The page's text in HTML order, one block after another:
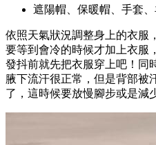
遮陽帽、保暖帽、手套
依照天氣狀況調整身上的衣服
要等到會冷的時候才加上衣服
發抖前就先把衣服穿上吧！同
腋下流汗很正常，但是背部被
了，這時候要放慢腳步或是減